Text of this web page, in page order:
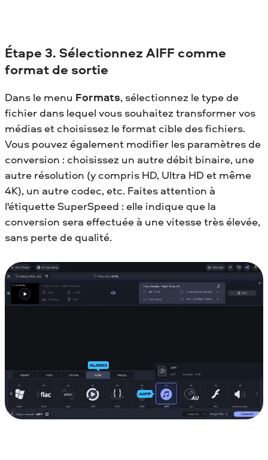
Étape 3. Sélectionnez AIFF comme
format de sortie
Dans le menu Formats, sélectionnez le type de
fichier dans lequel vous souhaitez transformer vos
médias et choisissez le format cible des fichiers.
Vous pouvez également modifier les paramètres de
conversion : choisissez un autre débit binaire, une
autre résolution (y compris HD, Ultra HD et même
4K), un autre codec, etc. Faites attention à
l'étiquette SuperSpeed : elle indique que la
conversion sera effectuée à une vitesse très élevée,
sans perte de qualité.